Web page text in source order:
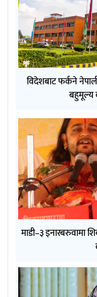
विदेशबाट फर्कने
बहुमूल्य
माडी–३ इनारबरुवामा